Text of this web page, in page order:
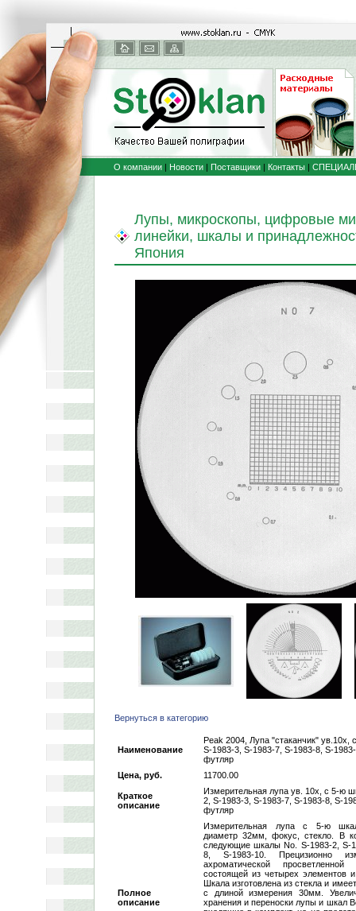
О компании | Новости | Поставщики | Контакты |
Лупы, микроскопы, цифровые
линейки, шкалы и
Япония
Вернуться в категорию
Наименование
Peak 2004, Лупа "стаканчик"
S-1983-3, S-1983-7, S-1983-8, S-
футляр
Цена, руб.
11700.00
Краткое
описание
Измерительная лупа ув. 10х, с 5-ю
2, S-1983-3, S-1983-7, S-1983-8, S-
футляр
Полное
описание
Измерительная лупа с 5-ю
диаметр 32мм, фокус, стекло. В
следующие шкалы No. S-1983-2, S-
8, S-1983-10. Прецизионно
ахроматической просветленной
состоящей из четырех элементов
Шкала изготовлена из стекла и
с длиной измерения 30мм.
хранения и переноски лупы и шкал